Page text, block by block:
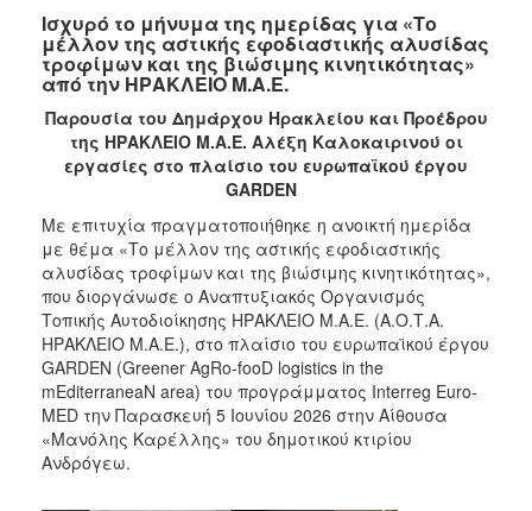
ΕΠΙΣΚΕΠΤΗΣ
ΗΡΑΚΛΕΙΟ
Ισχυρό το μήνυμα της ημερίδας για «Το
μέλλον της αστικής εφοδιαστικής αλυσίδας
τροφίμων και της βιώσιμης κινητικότητας»
από την ΗΡΑΚΛΕΙΟ Μ.Α.Ε.
Παρουσία του Δημάρχου Ηρακλείου και Προέδρου
της ΗΡΑΚΛΕΙΟ Μ.Α.Ε. Αλέξη Καλοκαιρινού οι
εργασίες στο πλαίσιο του ευρωπαϊκού έργου
GARDEN
Με επιτυχία πραγματοποιήθηκε η ανοικτή ημερίδα
με θέμα «Το μέλλον της αστικής εφοδιαστικής
αλυσίδας τροφίμων και της βιώσιμης κινητικότητας»,
που διοργάνωσε ο Αναπτυξιακός Οργανισμός
Τοπικής Αυτοδιοίκησης ΗΡΑΚΛΕΙΟ Μ.Α.Ε. (Α.Ο.Τ.Α.
ΗΡΑΚΛΕΙΟ Μ.Α.Ε.), στο πλαίσιο του ευρωπαϊκού έργου
GARDEN (Greener AgRo-fooD logistics in the
mEditerraneaN area) του προγράμματος Interreg Euro-
MED την Παρασκευή 5 Ιουνίου 2026 στην Αίθουσα
«Μανόλης Καρέλλης» του δημοτικού κτιρίου
Ανδρόγεω.